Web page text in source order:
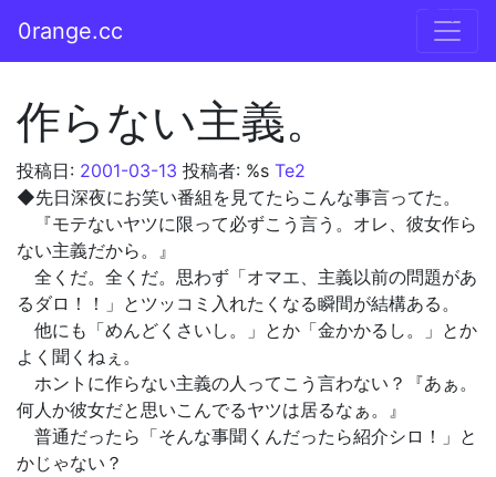
メインナビゲーション
0range.cc
作らない主義。
投稿日: 2001-03-13 投稿者: %s Te2
◆先日深夜にお笑い番組を見てたらこんな事言ってた。
『モテないヤツに限って必ずこう言う。オレ、彼女作ら
ない主義だから。』
全くだ。全くだ。思わず「オマエ、主義以前の問題があ
るダロ！！」とツッコミ入れたくなる瞬間が結構ある。
他にも「めんどくさいし。」とか「金かかるし。」とか
よく聞くねぇ。
ホントに作らない主義の人ってこう言わない？『あぁ。
何人か彼女だと思いこんでるヤツは居るなぁ。』
普通だったら「そんな事聞くんだったら紹介シロ！」と
かじゃない？